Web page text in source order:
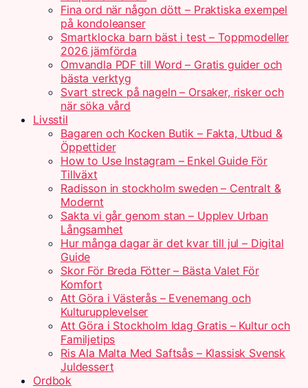
Fina ord när någon dött – Praktiska exempel
på kondoleanser
Smartklocka barn bäst i test – Toppmodeller
2026 jämförda
Omvandla PDF till Word – Gratis guider och
bästa verktyg
Svart streck på nageln – Orsaker, risker och
när söka vård
Livsstil
Bagaren och Kocken Butik – Fakta, Utbud &
Öppettider
How to Use Instagram – Enkel Guide För
Tillväxt
Radisson in stockholm sweden – Centralt &
Modernt
Sakta vi går genom stan – Upplev Urban
Långsamhet
Hur många dagar är det kvar till jul – Digital
Guide
Skor För Breda Fötter – Bästa Valet För
Komfort
Att Göra i Västerås – Evenemang och
Kulturupplevelser
Att Göra i Stockholm Idag Gratis – Kultur och
Familjetips
Ris Ala Malta Med Saftsås – Klassisk Svensk
Juldessert
Ordbok